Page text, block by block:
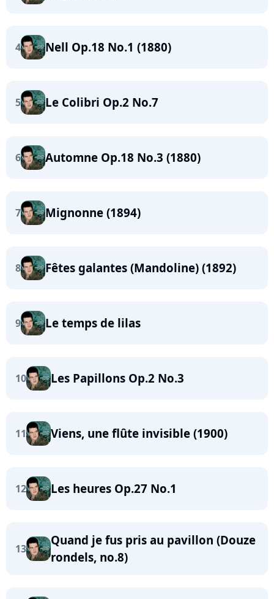
4 Nell Op.18 No.1 (1880)
5 Le Colibri Op.2 No.7
6 Automne Op.18 No.3 (1880)
7 Mignonne (1894)
8 Fêtes galantes (Mandoline) (1892)
9 Le temps de lilas
10 Les Papillons Op.2 No.3
11 Viens, une flûte invisible (1900)
12 Les heures Op.27 No.1
13
Quand je fus pris au pavillon (Douze
rondels, no.8)